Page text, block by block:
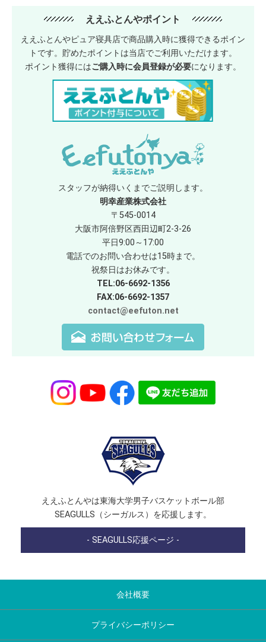
ええふとんやポイント
ええふとんやピュア寝具店で商品購入時に獲得できるポイン
トです。貯めたポイントは当店でご利用いただけます。
ポイント獲得にはご購入時に会員登録が必要になります。
スタッフが納得いくまでご説明します。
明幸産業株式会社
〒545-0014
大阪市阿倍野区西田辺町2-3-26
平日9:00～17:00
電話でのお問い合わせは15時まで。
祝祭日はお休みです。
TEL:06-6692-1356
FAX:06-6692-1357
contact@eefuton.net
ええふとんやは東海大学男子バスケットボール部
SEAGULLS（シーガルス）を応援します。
- SEAGULLS応援ページ -
会社概要
プライバシーポリシー